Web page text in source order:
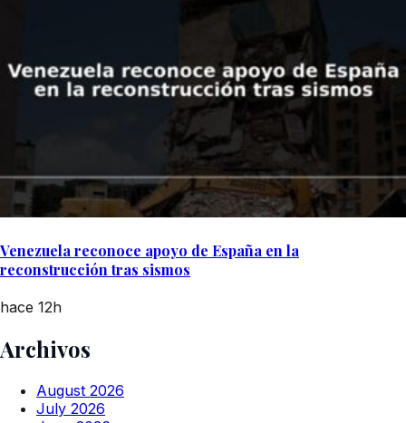
Venezuela reconoce apoyo de España en la
reconstrucción tras sismos
hace 12h
Archivos
August 2026
July 2026